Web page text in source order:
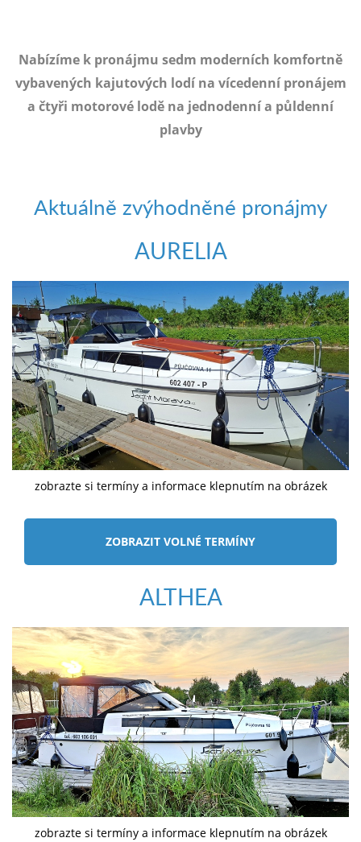
Nabízíme k pronájmu sedm moderních komfortně
vybavených kajutových lodí na vícedenní pronájem
a čtyři motorové lodě na jednodenní a půldenní
plavby
Aktuálně zvýhodněné pronájmy
AURELIA
zobrazte si termíny a informace klepnutím na obrázek
ZOBRAZIT VOLNÉ TERMÍNY
ALTHEA
zobrazte si termíny a informace klepnutím na obrázek
objednat
poukaz